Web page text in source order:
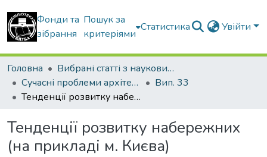
Фонди та
зібрання
Пошук за
критеріями
Статистика Увійти
Головна
Вибрані статті з наукових збірників КНУБА
Сучасні проблеми архітектури та містобудування
Вип. 33
Тенденції розвитку набережних (на прикладі м. Києва)
Тенденції розвитку набережних
(на прикладі м. Києва)